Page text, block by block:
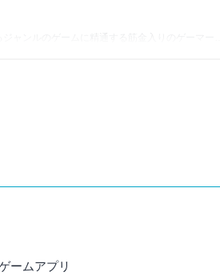
ャンルのゲームに精通する筋金入りのゲーマー。
ゲーム関連のコンテンツを豊富に執筆中。
ームアプリ